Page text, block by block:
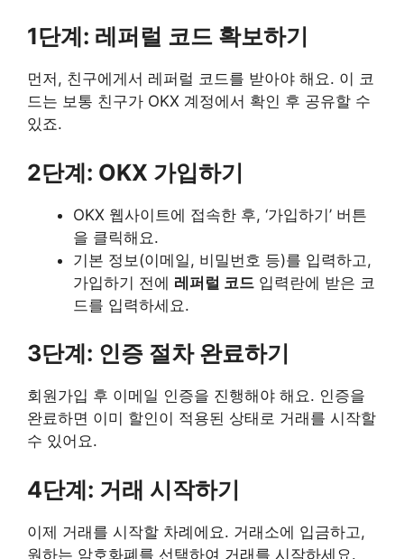
1단계: 레퍼럴 코드 확보하기
먼저, 친구에게서 레퍼럴 코드를 받아야 해요. 이 코
드는 보통 친구가 OKX 계정에서 확인 후 공유할 수
있죠.
2단계: OKX 가입하기
OKX 웹사이트에 접속한 후, ‘가입하기’ 버튼
을 클릭해요.
기본 정보(이메일, 비밀번호 등)를 입력하고,
가입하기 전에 레퍼럴 코드 입력란에 받은 코
드를 입력하세요.
3단계: 인증 절차 완료하기
회원가입 후 이메일 인증을 진행해야 해요. 인증을
완료하면 이미 할인이 적용된 상태로 거래를 시작할
수 있어요.
4단계: 거래 시작하기
이제 거래를 시작할 차례에요. 거래소에 입금하고,
원하는 암호화폐를 선택하여 거래를 시작하세요.